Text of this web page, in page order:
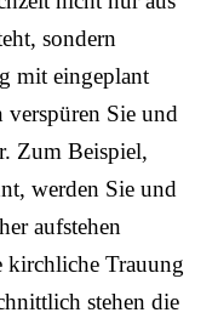
sondern
mit eingeplant
verspüren Sie und
Zum Beispiel,
werden Sie und
aufstehen
kirchliche Trauung
stehen die